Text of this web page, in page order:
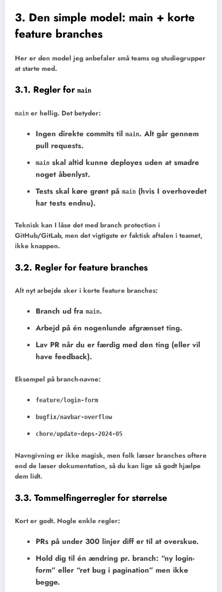
3. Den simple model: main + korte
feature branches
Her er den model jeg anbefaler små teams og studiegrupper
at starte med.
3.1. Regler for main
main er hellig. Det betyder:
Ingen direkte commits til main. Alt går gennem
pull requests.
main skal altid kunne deployes uden at smadre
noget åbenlyst.
Tests skal køre grønt på main (hvis I overhovedet
har tests endnu).
Teknisk kan I låse det med branch protection i
GitHub/GitLab, men det vigtigste er faktisk aftalen i teamet,
ikke knappen.
3.2. Regler for feature branches
Alt nyt arbejde sker i korte feature branches:
Branch ud fra main.
Arbejd på én nogenlunde afgrænset ting.
Lav PR når du er færdig med den ting (eller vil
have feedback).
Eksempel på branch-navne:
feature/login-form
bugfix/navbar-overflow
chore/update-deps-2024-05
Navngivning er ikke magisk, men folk læser branches oftere
end de læser dokumentation, så du kan lige så godt hjælpe
dem lidt.
3.3. Tommelfingerregler for størrelse
Kort er godt. Nogle enkle regler:
PRs på under 300 linjer differ til at overskue.
Hold dig til én ændring pr. branch: “ny login-
form” eller “ret bug i pagination” men ikke
begge.